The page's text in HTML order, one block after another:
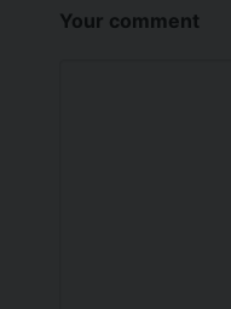
Your comment